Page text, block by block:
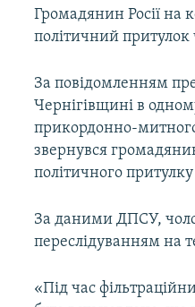
Громадянин Росії на
політичний притулок
За повідомленням
Чернігівщині в
прикордонно-
звернувся громадянин
політичного
За даними ДПСУ,
переслідуванням на
«Під час